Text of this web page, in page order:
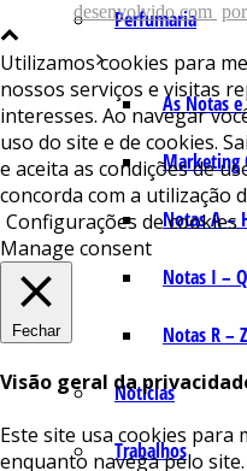
Perfumaria
As Notas
Marketing
Notas A –
Notas I – Q
Notas R – Z
Notícias
Trabalhos
desenvolvido com por
Utilizamos cookies para
nossos serviços e visitas
interesses. Ao navegar
uso do site e de cookies.
e aceita as condições de
concorda com a utilização
Configurações de cookies
Manage consent
Fechar
Visão geral da
Este site usa cookies para
enquanto navega pelo